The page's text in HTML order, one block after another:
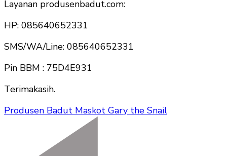
Layanan produsenbadut.com:
HP: 085640652331
SMS/WA/Line: 085640652331
Pin BBM : 75D4E931
Terimakasih.
Produsen Badut Maskot Gary the Snail